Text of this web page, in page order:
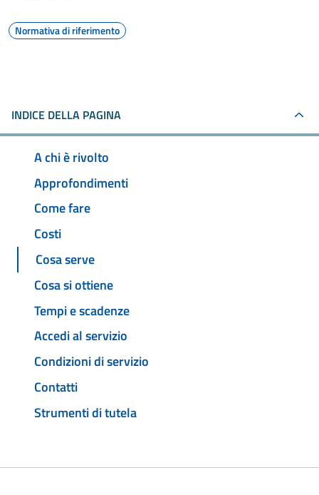
Normativa di riferimento
INDICE DELLA PAGINA
A chi è rivolto
Approfondimenti
Come fare
Costi
Cosa serve
Cosa si ottiene
Tempi e scadenze
Accedi al servizio
Condizioni di servizio
Contatti
Strumenti di tutela